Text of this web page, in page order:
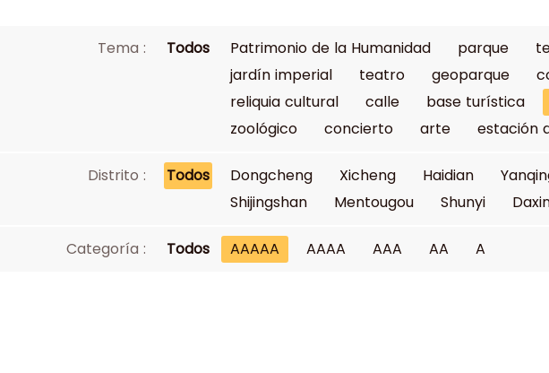
Tema : Todos Patrimonio de la Humanidad parque
jardín imperial
teatro geoparque
reliquia cultural
calle base turística
zoológico
concierto arte estación
Distrito : Todos Dongcheng Xicheng Haidian
Shijingshan
Mentougou Shunyi
Categoría : Todos AAAAA AAAA AAA AA A